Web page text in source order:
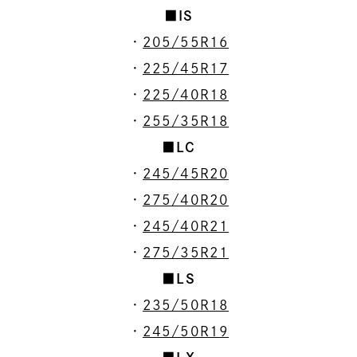
■IS
・ 205/55R16
・ 225/45R17
・ 225/40R18
・ 255/35R18
■LC
・ 245/45R20
・ 275/40R20
・ 245/40R21
・ 275/35R21
■LS
・ 235/50R18
・ 245/50R19